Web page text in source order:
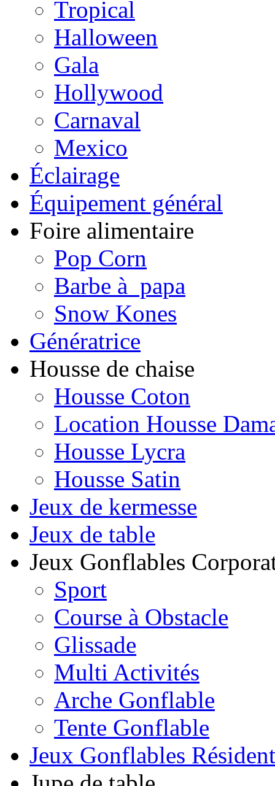
Tropical
Halloween
Gala
Hollywood
Carnaval
Mexico
Éclairage
Équipement général
Foire alimentaire
Pop Corn
Barbe à papa
Snow Kones
Génératrice
Housse de chaise
Housse Coton
Location Housse
Housse Lycra
Housse Satin
Jeux de kermesse
Jeux de table
Jeux Gonflables
Sport
Course à Obstacle
Glissade
Multi Activités
Arche Gonflable
Tente Gonflable
Jeux Gonflables